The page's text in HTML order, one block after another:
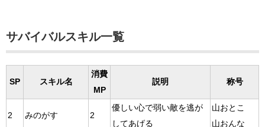
サバイバルスキル一覧
SP スキル名
消費
MP
説明 称号
2 みのがす 2
優しい心で弱い敵を逃が
してあげる
山おとこ
山おんな